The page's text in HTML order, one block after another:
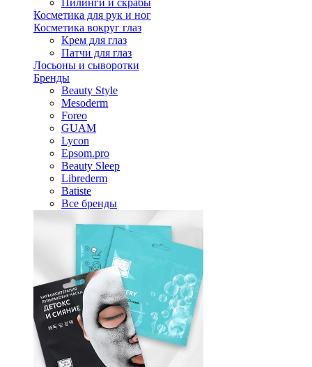
Пилинги и скрабы
Косметика для рук и ног
Косметика вокруг глаз
Крем для глаз
Патчи для глаз
Лосьоны и сыворотки
Бренды
Beauty Style
Mesoderm
Foreo
GUAM
Lycon
Epsom.pro
Beauty Sleep
Librederm
Batiste
Все бренды